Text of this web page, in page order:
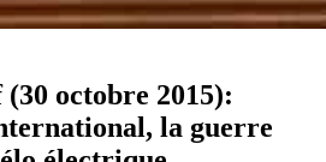
octobre 2015):
la guerre